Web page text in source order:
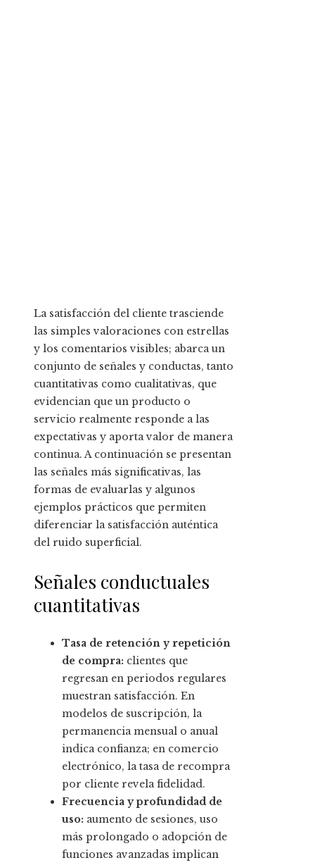
La satisfacción del cliente trasciende
las simples valoraciones con estrellas
y los comentarios visibles; abarca un
conjunto de señales y conductas, tanto
cuantitativas como cualitativas, que
evidencian que un producto o
servicio realmente responde a las
expectativas y aporta valor de manera
continua. A continuación se presentan
las señales más significativas, las
formas de evaluarlas y algunos
ejemplos prácticos que permiten
diferenciar la satisfacción auténtica
del ruido superficial.
Señales conductuales
cuantitativas
Tasa de retención y repetición
de compra: clientes que
regresan en periodos regulares
muestran satisfacción. En
modelos de suscripción, la
permanencia mensual o anual
indica confianza; en comercio
electrónico, la tasa de recompra
por cliente revela fidelidad.
Frecuencia y profundidad de
uso: aumento de sesiones, uso
más prolongado o adopción de
funciones avanzadas implican